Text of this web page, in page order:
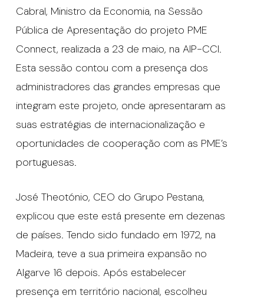
Cabral, Ministro da Economia, na Sessão
Pública de Apresentação do projeto PME
Connect, realizada a 23 de maio, na AIP-CCI.
Esta sessão contou com a presença dos
administradores das grandes empresas que
integram este projeto, onde apresentaram as
suas estratégias de internacionalização e
oportunidades de cooperação com as PME’s
portuguesas.
José Theotónio, CEO do Grupo Pestana,
explicou que este está presente em dezenas
de países. Tendo sido fundado em 1972, na
Madeira, teve a sua primeira expansão no
Algarve 16 depois. Após estabelecer
presença em território nacional, escolheu